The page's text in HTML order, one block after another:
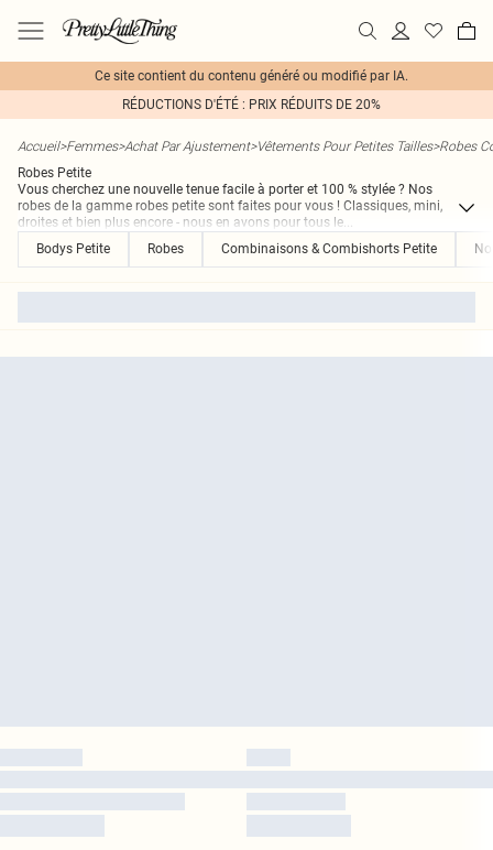
Ce site contient du contenu généré ou modifié par IA.
RÉDUCTIONS D'ÉTÉ : PRIX RÉDUITS DE 20%
Accueil>Femmes>Achat Par Ajustement>Vêtements Pour Petites Tailles>Robes
Robes Petite
Vous cherchez une nouvelle tenue facile à porter et 100 % stylée ? Nos
robes de la gamme robes petite sont faites pour vous ! Classiques, mini,
droites et bien plus encore - nous en avons pour tous le...
Bodys Petite
Robes Combinaisons & Combishorts Petite